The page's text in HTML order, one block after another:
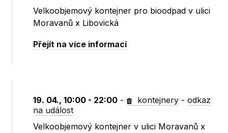
Velkoobjemový kontejner pro bioodpad v ulici
Moravanů x Libovická
Přejít na více informací
19. 04., 10:00 - 22:00 - kontejnery -odkaz
na událost
Velkoobjemový kontejner v ulici Moravanů x